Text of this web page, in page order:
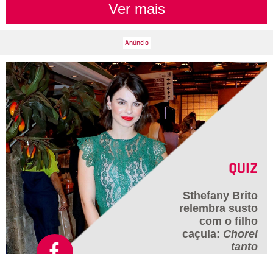
Ver mais
QUIZ
Sthefany Brito
relembra susto
com o filho
caçula: Chorei
tanto